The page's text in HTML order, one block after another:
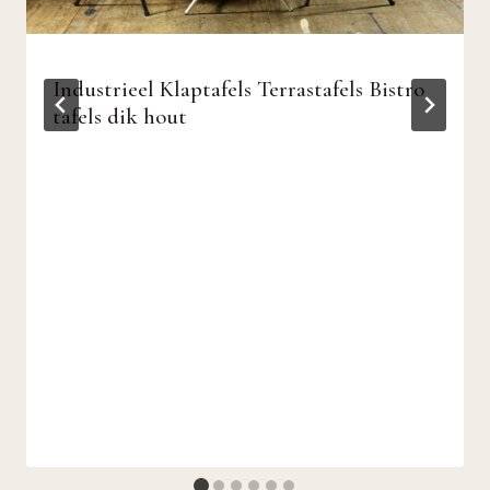
Industrieel Klaptafels Terrastafels Bistro
tafels dik hout